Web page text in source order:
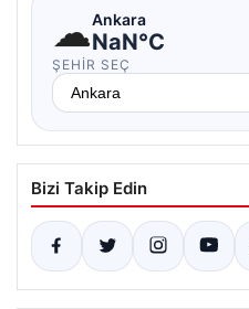
☁Ankara
NaN°C
ŞEHIR SEÇ
Bizi Takip Edin